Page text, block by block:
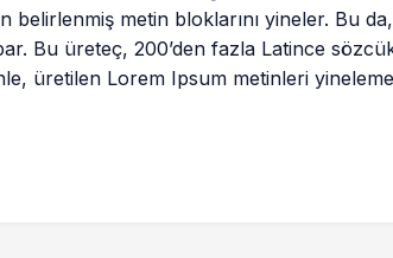
belirlenmiş metin bloklarını yineler. Bu
Bu üreteç, 200’den fazla Latince
üretilen Lorem Ipsum metinleri